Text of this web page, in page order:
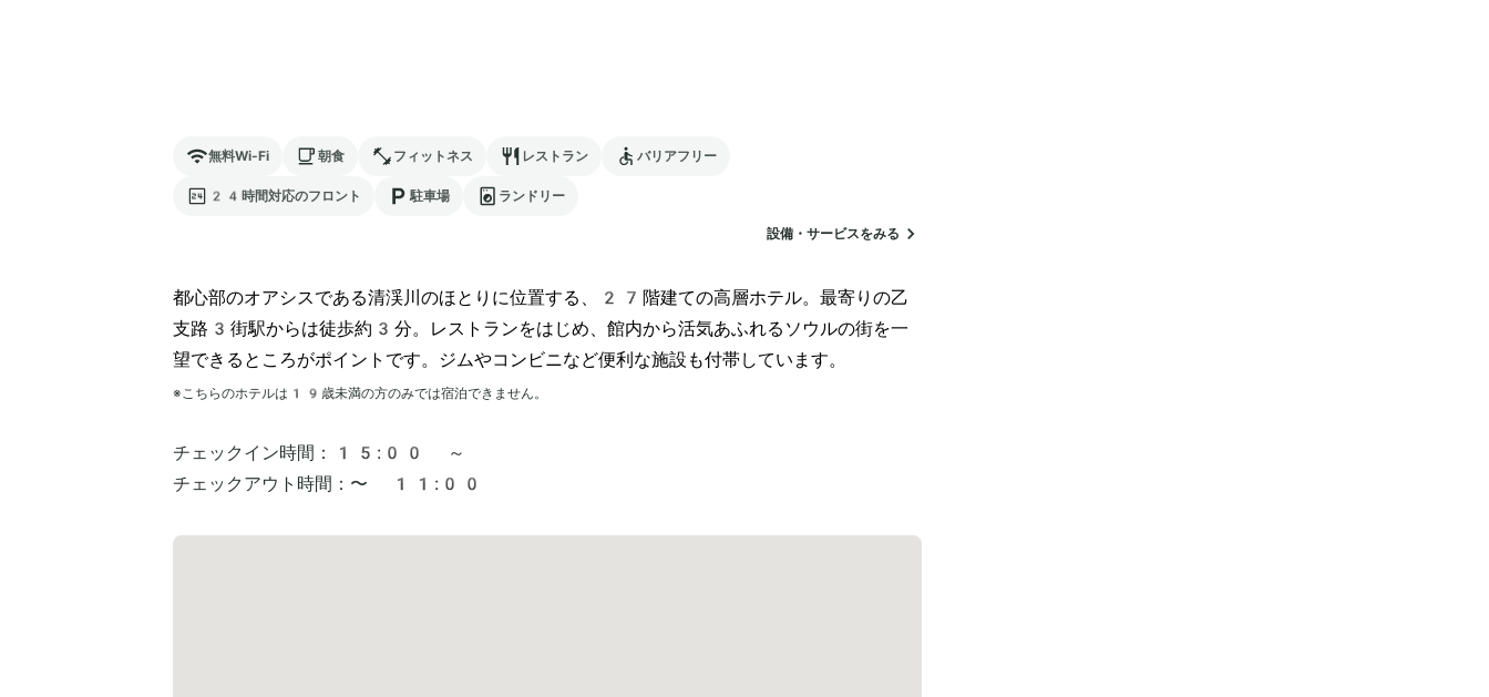
無料Wi-Fi 朝食 フィットネス レストラン バリアフリー
24時間対応のフロント 駐車場 ランドリー
設備・サービスをみる
都心部のオアシスである清渓川のほとりに位置する、27階建ての高層ホテル。最寄りの乙
支路3街駅からは徒歩約3分。レストランをはじめ、館内から活気あふれるソウルの街を一
望できるところがポイントです。ジムやコンビニなど便利な施設も付帯しています。
※こちらのホテルは 19 歳未満の方のみでは宿泊できません。
チェックイン時間：
15:00 ～
チェックアウト時間： 〜 11:00